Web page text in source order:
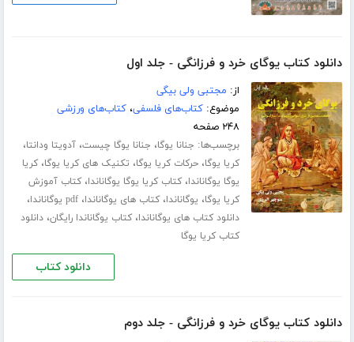
دانلود کتاب یوگای خرد و فرزانگی - جلد اول
از: مجتبی ولی بیگی
موضوع:کتاب‌های فلسفی،کتاب‌های ورزشی
۲۴۸ صفحه
برچسب‌ها: جنانا یوگا، جنانا یوگا چیست،آدویتا ودانتا،
کریا یوگا،حرکات کریا یوگا، تکنیک های کریا یوگا،کریا
یوگا یوگاناندا،کتاب کریا یوگا یوگاناندا،کتاب آموزش
کریا یوگا، یوگاناندا،کتاب های یوگاناندا،pdf یوگاناندا ،
دانلود کتاب های یوگاناندا،کتاب یوگاناندا رایگان،دانلود
کتاب کریا یوگا
دانلود کتاب
دانلود کتاب یوگای خرد و فرزانگی - جلد دوم